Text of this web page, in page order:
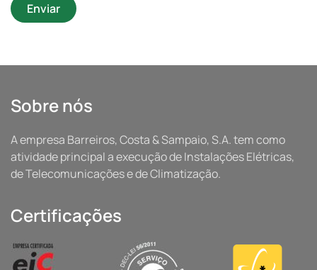
Enviar
Sobre nós
A empresa Barreiros, Costa & Sampaio, S.A. tem como
atividade principal a execução de Instalações Elétricas,
de Telecomunicações e de Climatização.
Certificações